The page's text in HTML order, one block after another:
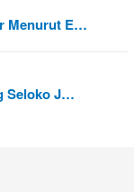
Menurut E…
Seloko J…